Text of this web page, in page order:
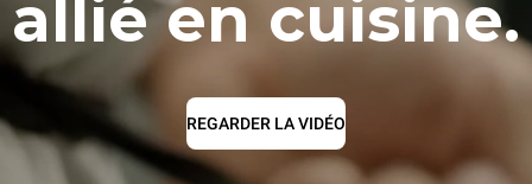
allié en cuisine.
REGARDER LA VIDÉO